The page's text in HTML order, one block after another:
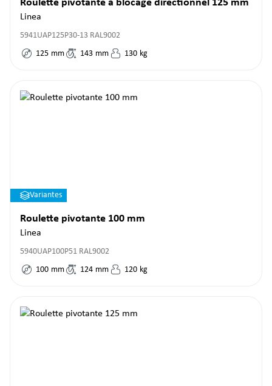
Roulette pivotante à blocage directionnel 125 mm
Linea
5941UAP125P30-13 RAL9002
125 mm 143 mm 130 kg
Variantes
Roulette pivotante 100 mm
Linea
5940UAP100P51 RAL9002
100 mm 124 mm 120 kg